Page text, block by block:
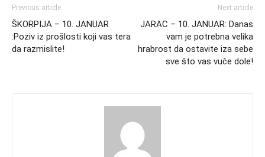
Previous article
ŠKORPIJA – 10. JANUAR
:Poziv iz prošlosti koji vas tera
da razmislite!
Next article
JARAC – 10. JANUAR: Danas
vam je potrebna velika
hrabrost da ostavite iza sebe
sve što vas vuče dole!